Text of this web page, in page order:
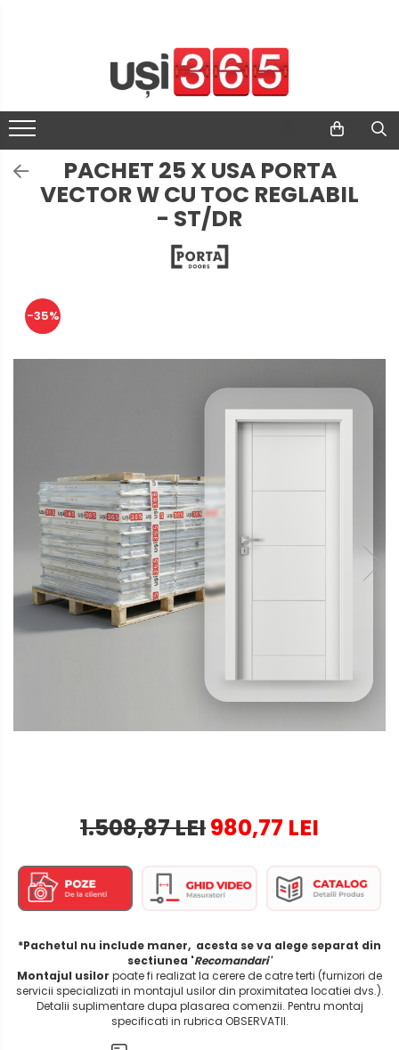
PACHET 25 X USA PORTA
VECTOR W CU TOC REGLABIL
- ST/DR
-35%
1.508,87 LEI980,77 LEI
*Pachetul nu include maner, acesta se va alege separat din
sectiunea 'Recomandari'
Montajul usilor poate fi realizat la cerere de catre terti (furnizori de
servicii specializati in montajul usilor din proximitatea locatiei dvs.).
Detalii suplimentare dupa plasarea comenzii. Pentru montaj
specificati in rubrica OBSERVATII.